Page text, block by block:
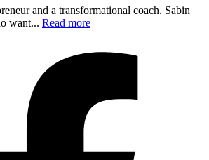
and a transformational coach. Sabin
want... Read more